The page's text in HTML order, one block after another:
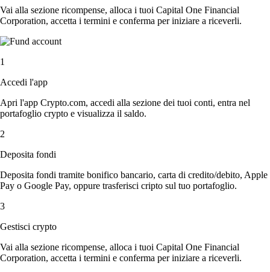
Vai alla sezione ricompense, alloca i tuoi Capital One Financial
Corporation, accetta i termini e conferma per iniziare a riceverli.
1
Accedi l'app
Apri l'app Crypto.com, accedi alla sezione dei tuoi conti, entra nel
portafoglio crypto e visualizza il saldo.
2
Deposita fondi
Deposita fondi tramite bonifico bancario, carta di credito/debito, Apple
Pay o Google Pay, oppure trasferisci cripto sul tuo portafoglio.
3
Gestisci crypto
Vai alla sezione ricompense, alloca i tuoi Capital One Financial
Corporation, accetta i termini e conferma per iniziare a riceverli.